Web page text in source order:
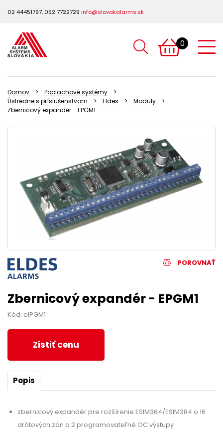
02 44451797, 052 7722729 info@slovakalarms.sk
0
Domov
Poplachové systémy
Ústredne s príslušenstvom
Eldes
Moduly
Zbernicový expandér - EPGM1
POROVNAŤ
Zbernicový expandér - EPGM1
Kód: elPGM1
Zistiť cenu
Popis
zbernicový expandér pre rozšírenie ESIM364/ESIM384 o 16
drôtových zón a 2 programovateľné OC výstupy